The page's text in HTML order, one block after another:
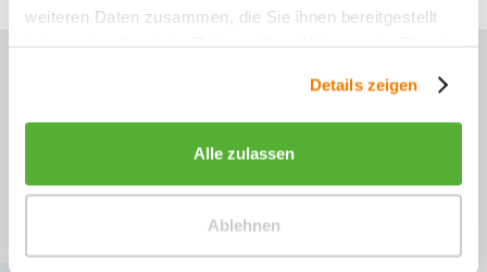
weiteren Daten zusammen, die Sie ihnen bereitgestellt
Details zeigen
Alle zulassen
Ablehnen
Sie haben Fragen zu unseren
+49 (0)4244 965 34 04
Mo - Do, 09:00 - 16:00 Uhr
und Fr, 09:00 - 13:00 Uhr